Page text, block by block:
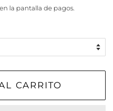
la pantalla de pagos.
CARRITO